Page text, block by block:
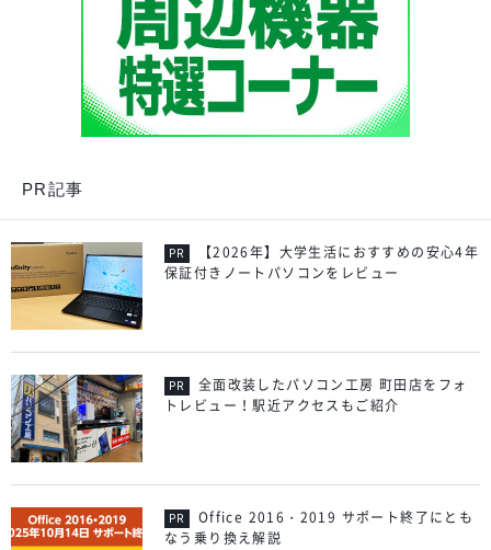
PR記事
【2026年】大学生活におすすめの安心4年
保証付きノートパソコンをレビュー
全面改装したパソコン工房 町田店をフォ
トレビュー！駅近アクセスもご紹介
Office 2016・2019 サポート終了にとも
なう乗り換え解説